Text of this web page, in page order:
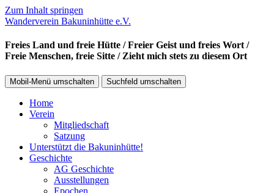
Zum Inhalt springen
Wanderverein Bakuninhütte e.V.
Freies Land und freie Hütte / Freier Geist und freies Wort /
Freie Menschen, freie Sitte / Zieht mich stets zu diesem Ort
Mobil-Menü umschalten Suchfeld umschalten
Home
Verein
Mitgliedschaft
Satzung
Unterstützt die Bakuninhütte!
Geschichte
AG Geschichte
Ausstellungen
Epochen